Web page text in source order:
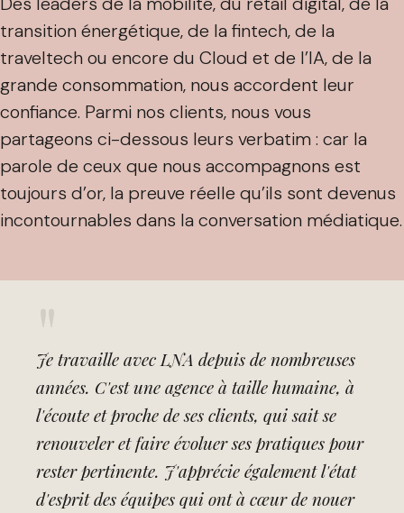
transition énergétique, de la fintech, de la
traveltech ou encore du Cloud et de l’IA, de la
grande consommation, nous accordent leur
confiance. Parmi nos clients, nous vous
partageons ci-dessous leurs verbatim : car la
parole de ceux que nous accompagnons est
toujours d’or, la preuve réelle qu’ils sont devenus
incontournables dans la conversation médiatique.
"
Je travaille avec LNA depuis de nombreuses
années. C'est une agence à taille humaine, à
l'écoute et proche de ses clients, qui sait se
renouveler et faire évoluer ses pratiques pour
rester pertinente. J'apprécie également l'état
d'esprit des équipes qui ont à cœur de nouer